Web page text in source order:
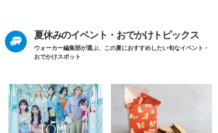
夏休みのイベント・おでかけトピックス
ウォーカー編集部が選ぶ、この夏におすすめしたい旬なイベント・
おでかけスポット